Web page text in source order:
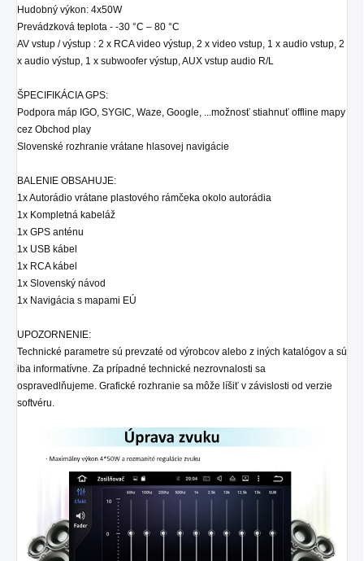
Hudobný výkon: 4x50W
Prevádzková teplota - -30 °C – 80 °C
AV vstup / výstup : 2 x RCA video výstup, 2 x video vstup, 1 x audio vstup, 2
x audio výstup, 1 x subwoofer výstup, AUX vstup audio R/L
ŠPECIFIKÁCIA GPS:
Podpora máp IGO, SYGIC, Waze, Google, ...možnosť stiahnuť offline mapy
cez Obchod play
Slovenské rozhranie vrátane hlasovej navigácie
BALENIE OBSAHUJE:
1x Autorádio vrátane plastového rámčeka okolo autorádia
1x Kompletná kabeláž
1x GPS anténu
1x USB kábel
1x RCA kábel
1x Slovenský návod
1x Navigácia s mapami EÚ
UPOZORNENIE:
Technické parametre sú prevzaté od výrobcov alebo z iných katalógov a sú
iba informatívne. Za prípadné technické nezrovnalosti sa
ospravedlňujeme. Grafické rozhranie sa môže líšiť v závislosti od verzie
softvéru.